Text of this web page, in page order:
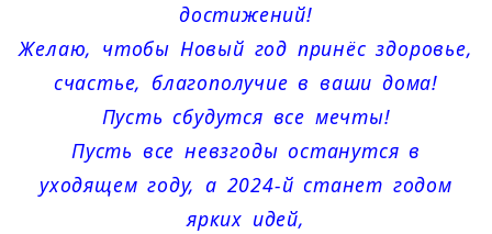
достижений!
Желаю, чтобы Новый год принёс здоровье,
счастье, благополучие в ваши дома!
Пусть сбудутся все мечты!
Пусть все невзгоды останутся в
уходящем году, а 2024-й станет годом
ярких идей,